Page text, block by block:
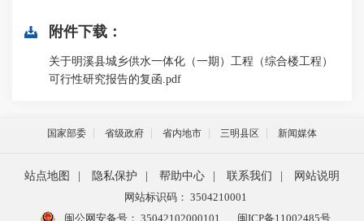
附件下载：
关于明溪县城乡供水一体化（一期）工程（综合楼工程）
可行性研究报告的复函.pdf
国家部委 省级政府 省内地市 三明县区 新闻媒体
站点地图 隐私保护 帮助中心 联系我们
网站说明
网站标识码： 3504210001
闽公网安备号： 35042102000101 闽ICP备11002485号